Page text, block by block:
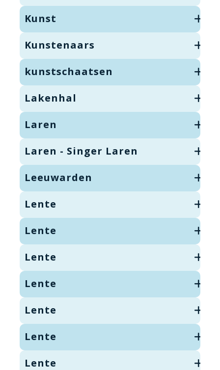
Kunst
Kunstenaars
kunstschaatsen
Lakenhal
Laren
Laren - Singer Laren
Leeuwarden
Lente
Lente
Lente
Lente
Lente
Lente
Lente